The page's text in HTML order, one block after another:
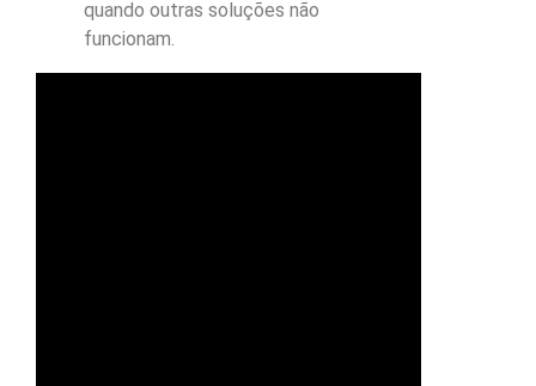
quando outras soluções não
funcionam.